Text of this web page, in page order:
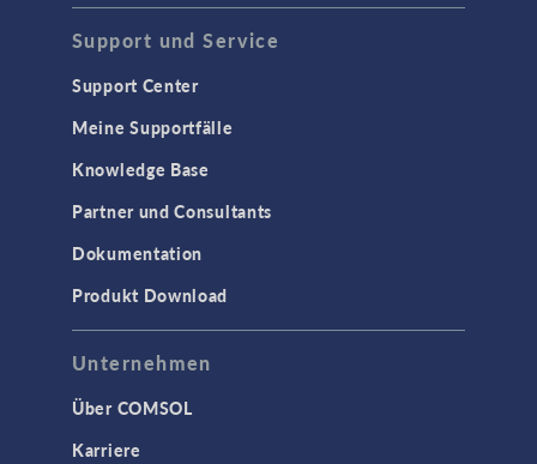
Support und Service
Support Center
Meine Supportfälle
Knowledge Base
Partner und Consultants
Dokumentation
Produkt Download
Unternehmen
Über COMSOL
Karriere